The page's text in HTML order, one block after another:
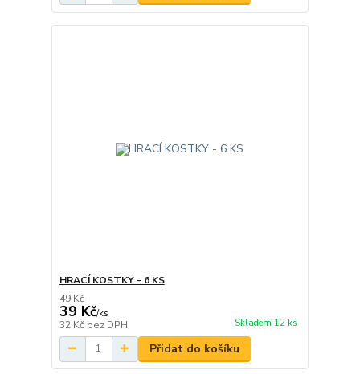
HRACÍ KOSTKY - 6 KS
49 Kč
39 Kč/ks
32 Kč bez DPH Skladem 12 ks
Přidat do košíku